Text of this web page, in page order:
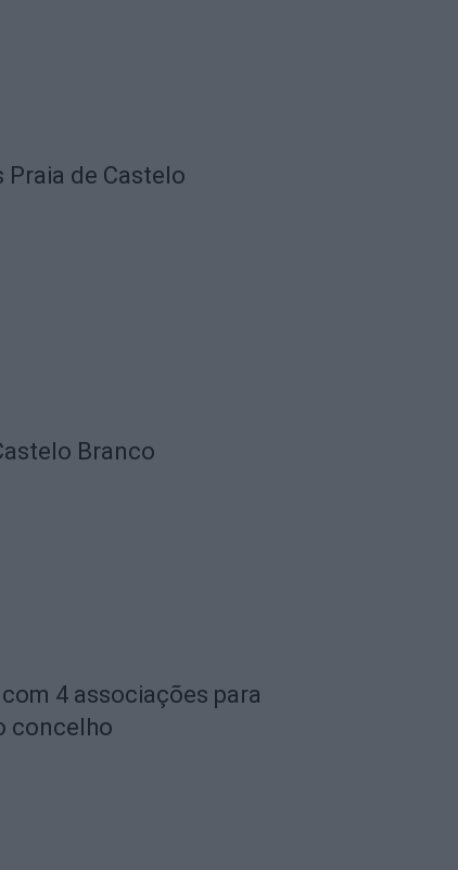
de Castelo
Branco
4 associações para
concelho